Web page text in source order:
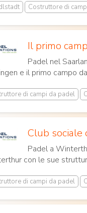
Costruttore di
Il primo
Padel nel
e il primo campo
di campi da padel
Club
Padel a
con le sue
di campi da padel